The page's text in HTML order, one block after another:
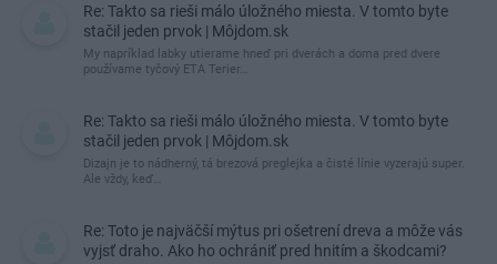
Re: Takto sa rieši málo úložného miesta. V tomto byte
stačil jeden prvok | Môjdom.sk
My napríklad labky utierame hneď pri dverách a doma pred dvere
používame tyčový ETA Terier…
Re: Takto sa rieši málo úložného miesta. V tomto byte
stačil jeden prvok | Môjdom.sk
Dizajn je to nádherný, tá brezová preglejka a čisté línie vyzerajú super.
Ale vždy, keď…
Re: Toto je najväčší mýtus pri ošetrení dreva a môže vás
vyjsť draho. Ako ho ochrániť pred hnitím a škodcami?